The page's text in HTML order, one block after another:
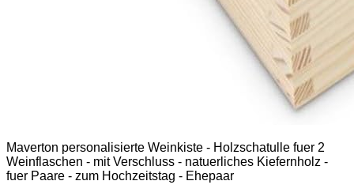
Maverton personalisierte Weinkiste - Holzschatulle fuer 2
Weinflaschen - mit Verschluss - natuerliches Kiefernholz -
fuer Paare - zum Hochzeitstag - Ehepaar